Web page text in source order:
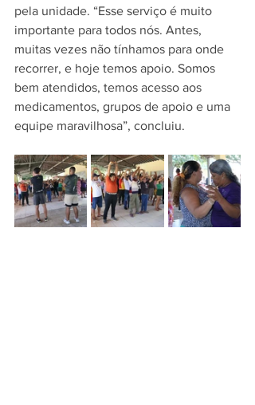
pela unidade. “Esse serviço é muito
importante para todos nós. Antes,
muitas vezes não tínhamos para onde
recorrer, e hoje temos apoio. Somos
bem atendidos, temos acesso aos
medicamentos, grupos de apoio e uma
equipe maravilhosa”, concluiu.